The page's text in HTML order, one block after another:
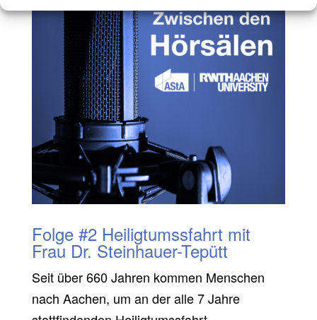
Folge #2 Heiligtumssfahrt mit
Frau Dr. Steinhauer-Tepütt
Seit über 660 Jahren kommen Menschen
nach Aachen, um an der alle 7 Jahre